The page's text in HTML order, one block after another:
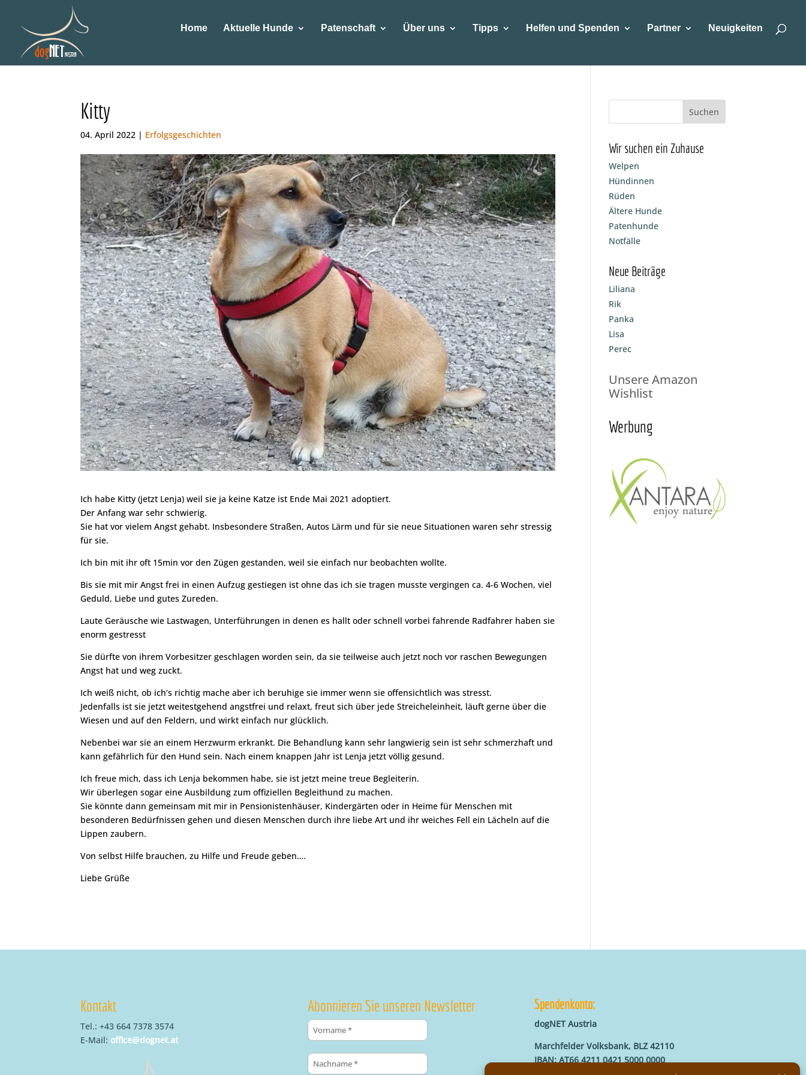
Home Aktuelle Hunde Patenschaft Über uns Tipps Helfen und Spenden Partner Neuigkeiten
Kitty
04. April 2022 | Erfolgsgeschichten
Ich habe Kitty (jetzt Lenja) weil sie ja keine Katze ist Ende Mai 2021 adoptiert.
Der Anfang war sehr schwierig.
Sie hat vor vielem Angst gehabt. Insbesondere Straßen, Autos Lärm und für sie neue Situationen waren sehr stressig
für sie.
Ich bin mit ihr oft 15min vor den Zügen gestanden, weil sie einfach nur beobachten wollte.
Bis sie mit mir Angst frei in einen Aufzug gestiegen ist ohne das ich sie tragen musste vergingen ca. 4-6 Wochen, viel
Geduld, Liebe und gutes Zureden.
Laute Geräusche wie Lastwagen, Unterführungen in denen es hallt oder schnell vorbei fahrende Radfahrer haben sie
enorm gestresst
Sie dürfte von ihrem Vorbesitzer geschlagen worden sein, da sie teilweise auch jetzt noch vor raschen Bewegungen
Angst hat und weg zuckt.
Ich weiß nicht, ob ich’s richtig mache aber ich beruhige sie immer wenn sie offensichtlich was stresst.
Jedenfalls ist sie jetzt weitestgehend angstfrei und relaxt, freut sich über jede Streicheleinheit, läuft gerne über die
Wiesen und auf den Feldern, und wirkt einfach nur glücklich.
Nebenbei war sie an einem Herzwurm erkrankt. Die Behandlung kann sehr langwierig sein ist sehr schmerzhaft und
kann gefährlich für den Hund sein. Nach einem knappen Jahr ist Lenja jetzt völlig gesund.
Ich freue mich, dass ich Lenja bekommen habe, sie ist jetzt meine treue Begleiterin.
Wir überlegen sogar eine Ausbildung zum offiziellen Begleithund zu machen.
Sie könnte dann gemeinsam mit mir in Pensionistenhäuser, Kindergärten oder in Heime für Menschen mit
besonderen Bedürfnissen gehen und diesen Menschen durch ihre liebe Art und ihr weiches Fell ein Lächeln auf die
Lippen zaubern.
Von selbst Hilfe brauchen, zu Hilfe und Freude geben….
Liebe Grüße
Wir suchen ein Zuhause
Welpen
Hündinnen
Rüden
Ältere Hunde
Patenhunde
Notfälle
Neue Beiträge
Liliana
Rik
Panka
Lisa
Perec
Unsere Amazon
Wishlist
Werbung
Kontakt
Tel.: +43 664 7378 3574
E-Mail: office@dognet.at
Abonnieren Sie unseren Newsletter Spendenkonto:
dogNET Austria
Marchfelder Volksbank, BLZ 42110
IBAN: AT66 4211 0421 5000 0000